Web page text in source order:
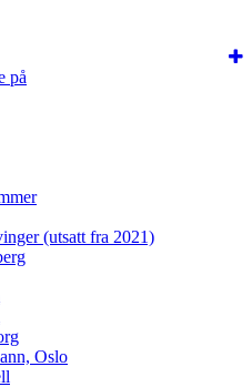
på
(utsatt fra 2021)
Oslo